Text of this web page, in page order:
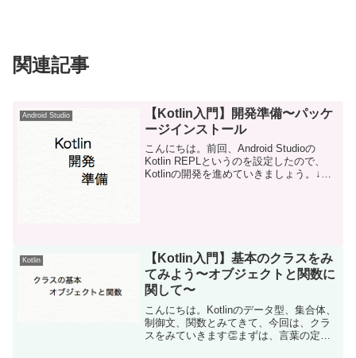
関連記事
Android Studio
【Kotlin入門】開発準備〜パッケ
ージインストール
こんにちは。前回、Android Studioの
Kotlin REPLというのを設定したので、
Kotlinの開発を進めていきましょう。↓
Kotlin
【Kotlin入門】基本のクラスをみ
てみよう〜オブジェクトと関数に
関して〜
こんにちは。Kotlinのデータ型、集合体、
制御文、関数とみてきて、今回は、クラ
スをみていきます👏まずは、言葉の定義